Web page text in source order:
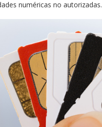
numéricas no autorizadas.